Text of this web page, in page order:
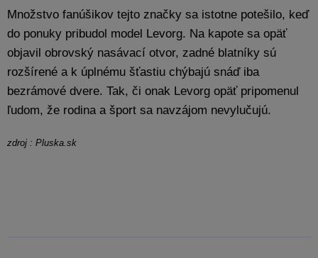
Množstvo fanúšikov tejto značky sa istotne potešilo, keď
do ponuky pribudol model Levorg. Na kapote sa opäť
objavil obrovský nasávací otvor, zadné blatníky sú
rozšírené a k úplnému šťastiu chýbajú snáď iba
bezrámové dvere. Tak, či onak Levorg opäť pripomenul
ľudom, že rodina a šport sa navzájom nevylučujú.
zdroj : Pluska.sk